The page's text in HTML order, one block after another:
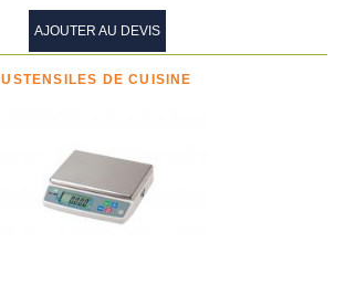
AJOUTER AU DEVIS
USTENSILES DE CUISINE